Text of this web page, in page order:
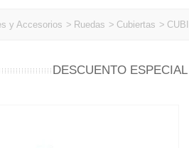
y Accesorios > Ruedas > Cubiertas >
DESCUENTO